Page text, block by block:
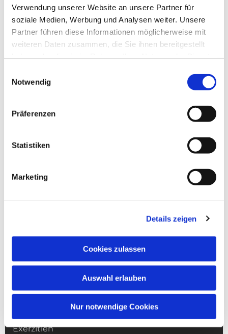
Verwendung unserer Website an unsere Partner für
soziale Medien, Werbung und Analysen weiter. Unsere
Partner führen diese Informationen möglicherweise mit
weiteren Daten zusammen, die Sie ihnen bereitgestellt
Notwendig
Präferenzen
Statistiken
Marketing
Details zeigen
Cookies zulassen
Auswahl erlauben
Nur notwendige Cookies
NAVIGATION
Familie
Erwachsenenbildung
Weltkirche
Katastrophenhilfe
Exerzitien